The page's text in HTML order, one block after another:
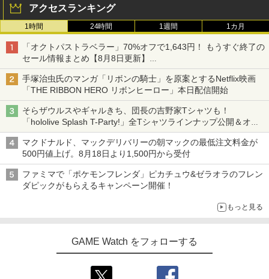
3
【中古】黒神話：悟空ソフト:プレイステ
ゲーム
￥5,700
4 首都高バトル / Tokyo Xtreme Racer
￥6,333
Winning Post 10 2026 PS5版
3
リコリス・リコイル ぶくぶ おおきめ
アクリルキーホルダー 06.井ノ上たきな
（夏服ver.）
￥880
リコリス・リコイル ぶくぶ おおきめ
アクリルキーホルダー 05.錦木千束（夏
服ver.）
￥880
ションパス（ダウンロード版）※3,200
￥4,400
3
劇場版「鬼滅の刃」無限城編 第一章 猗
吾峠呼世晴 ]
￥8,690
4
劇場版「鬼滅の刃」無限城編 第一章 猗
窩座再来(通常版)【Blu-ray】 [ 吾峠呼世
￥3,960
TVアニメ 違国日記 Blu-ray 第1+2巻 セ
アクセスランキング
1時間 24時間 1週間 1カ月
「オクトパストラベラー」70%オフで1,643円！ もうすぐ終了の
セール情報まとめ【8月8日更新】
ニンテンドーeショップでは「大神 絶景版」が67%オフで990円
手塚治虫氏のマンガ「リボンの騎士」を原案とするNetflix映画
「THE RIBBON HERO リボンヒーロー」本日配信開始
そらザウルスやギャルきち、団長の吉野家Tシャツも！
「hololive Splash T-Party!」全Tシャツラインナップ公開＆オン
ライン販売開始
マクドナルド、マックデリバリーの朝マックの最低注文料金が
500円値上げ。8月18日より1,500円から受付
ファミマで「ポケモンフレンダ」ピカチュウ&ゼラオラのフレン
ダピックがもらえるキャンペーン開催！
もっと見る
GAME Watch をフォローする